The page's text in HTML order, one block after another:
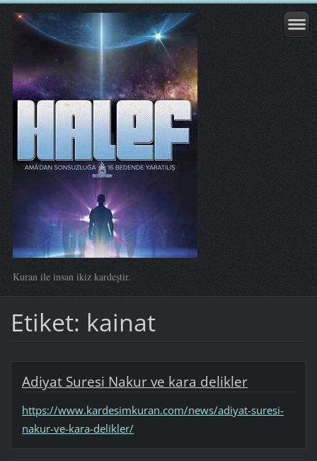
Kuran ile insan ikiz kardeştir.
Etiket: kainat
Adiyat Suresi Nakur ve kara delikler
https://www.kardesimkuran.com/news/adiyat-suresi-
nakur-ve-kara-delikler/